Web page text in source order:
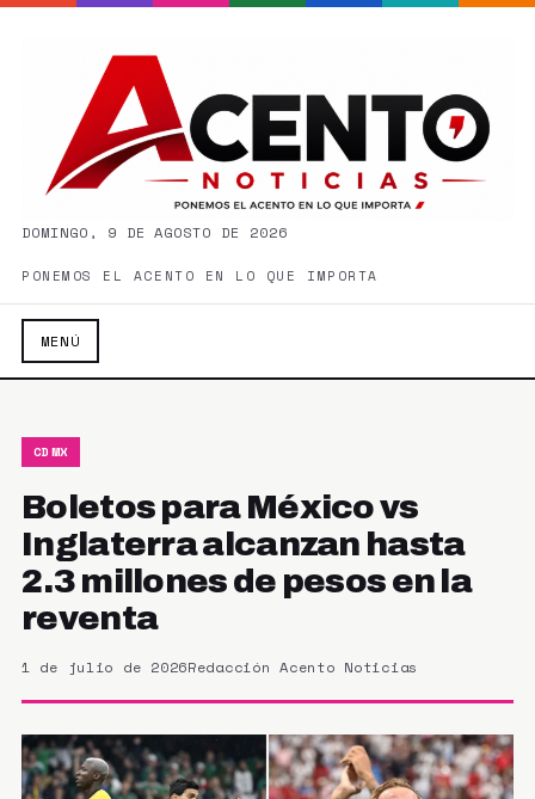
DOMINGO, 9 DE AGOSTO DE 2026
PONEMOS EL ACENTO EN LO QUE IMPORTA
MENÚ
CDMX
Boletos para México vs
Inglaterra alcanzan hasta
2.3 millones de pesos en la
reventa
1 de julio de 2026Redacción Acento Noticias